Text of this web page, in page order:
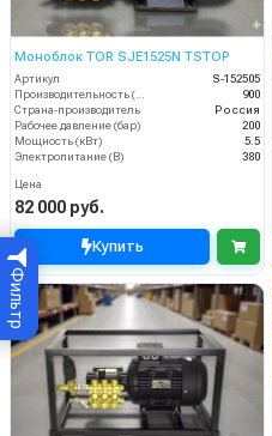
Фильтр
Моноблок TOR SJE1525N TSTOP
Артикул
S-152505
900
Страна-производитель
Россия
Рабочее давление (бар)
200
Мощность (кВт)
5.5
Электропитание (В)
380
Цена
82 000 руб.
Купить